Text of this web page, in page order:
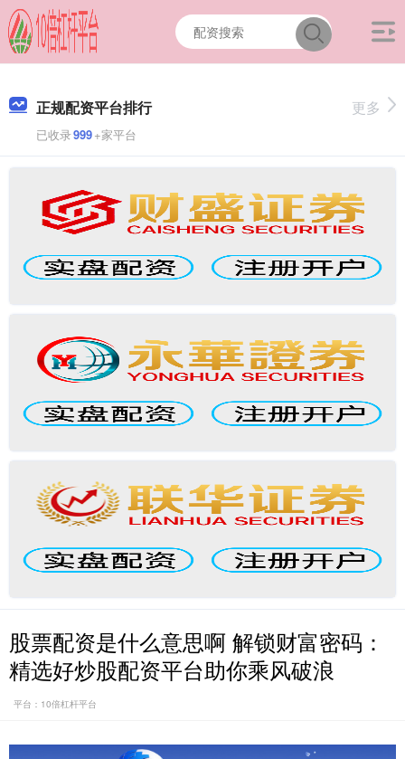
正规配资平台排行
已收录999+家平台
更多
股票配资是什么意思啊 解锁财富密码：
精选好炒股配资平台助你乘风破浪
平台：10倍杠杆平台